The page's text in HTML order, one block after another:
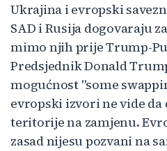
Ukrajina i evropski
SAD i Rusija dogovaraju
mimo njih prije Trump-
Predsjednik Donald
mogućnost "some
evropski izvori ne vide da
teritorije na zamjenu.
zasad nijesu pozvani na